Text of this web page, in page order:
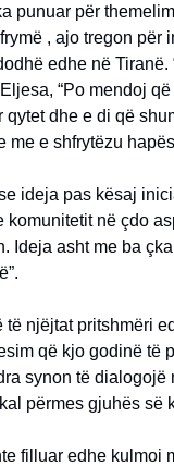
punuar për
, ajo tregon për
edhe në
“Po mendoj
qytet dhe e di që
me e shfrytëzu
ideja pas kësaj
komunitetit në çdo
Ideja asht me ba
të njëjtat pritshmëri
që kjo godinë të
synon të
përmes gjuhës së
filluar edhe kulmoi